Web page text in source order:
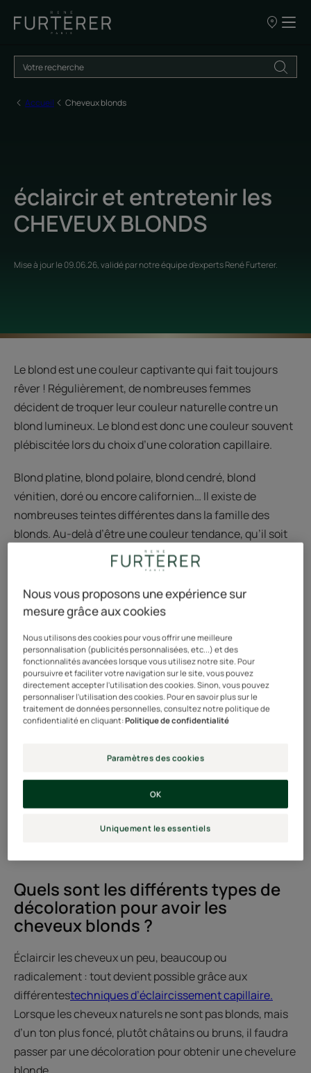
NOS
VENTE
Accueil Cheveux blonds
éclaircir et entretenir les
CHEVEUX BLONDS
Mise à jour le09.06.26, validé parnotre équipe d'experts René Furterer.
Le blond est une couleur captivante qui fait toujours
rêver ! Régulièrement, de nombreuses femmes
décident de troquer leur couleur naturelle contre un
blond lumineux. Le blond est donc une couleur souvent
plébiscitée lors du choix d’une coloration capillaire.
Blond platine, blond polaire, blond cendré, blond
vénitien, doré ou encore californien… Il existe de
nombreuses teintes différentes dans la famille des
blonds. Au-delà d’être une couleur tendance, qu’il soit
naturel ou décoloré, le blond fascine par sa luminosité
et la palette infinie de ses nuances et de ses reflets.
Mais pour être toujours aussi beaux, les cheveux blonds
nécessitent de l’attention, de l’entretien et des soins au
quotidien.
Ces soins sont importants pour sublimer la blondeur
originelle, accentuer les reflets et maintenir la brillance
des cheveux blonds naturels.
nécessaires pour conserver une coloration blonde
lumineuse et pour réparer les cheveux à la suite des
dégâts causés par une éventuelle décoloration.
Quels sont les différents types de
décoloration pour avoir les
cheveux blonds ?
Éclaircir les cheveux un peu, beaucoup ou
radicalement : tout devient possible grâce aux
différentestechniques d’éclaircissement capillaire.
Lorsque les cheveux naturels ne sont pas blonds, mais
d’un ton plus foncé, plutôt châtains ou bruns, il faudra
passer par une décoloration pour obtenir une chevelure
Nous vous proposons une expérience sur
mesure grâce aux cookies
Nous utilisons des cookies pour vous offrir une meilleure
personnalisation (publicités personnalisées, etc...) et des
fonctionnalités avancées lorsque vous utilisez notre site. Pour
poursuivre et faciliter votre navigation sur le site, vous pouvez
directement accepter l'utilisation des cookies. Sinon, vous pouvez
personnaliser l'utilisation des cookies. Pour en savoir plus sur le
traitement de données personnelles, consultez notre politique de
confidentialité en cliquant:Politique de confidentialité
Paramètres des cookies
Uniquement les essentiels
OK